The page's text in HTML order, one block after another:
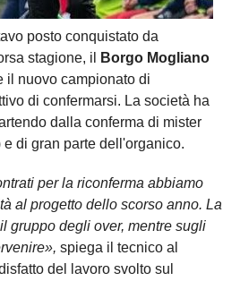
posto conquistato da
stagione, il
Borgo Mogliano
il nuovo campionato di
di confermarsi. La società ha
dalla conferma di mister
e di gran parte dell'organico.
per la riconferma abbiamo
al progetto dello scorso anno. La
gruppo degli over, mentre sugli
spiega il tecnico al
del lavoro svolto sul